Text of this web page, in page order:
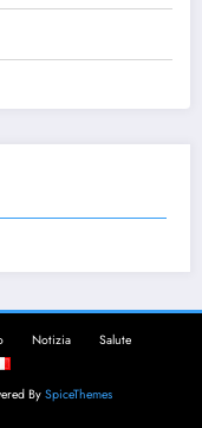
Notizia
Salute
By SpiceThemes